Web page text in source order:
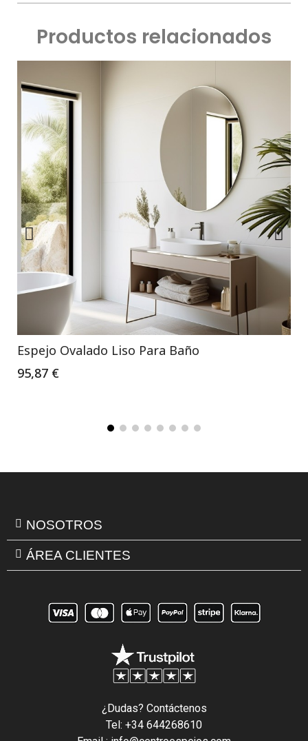
Productos relacionados
Espejo Ovalado Liso Para Baño
95,87 €
NOSOTROS
ÁREA CLIENTES
¿Dudas? Contáctenos
Tel: +34 644268610